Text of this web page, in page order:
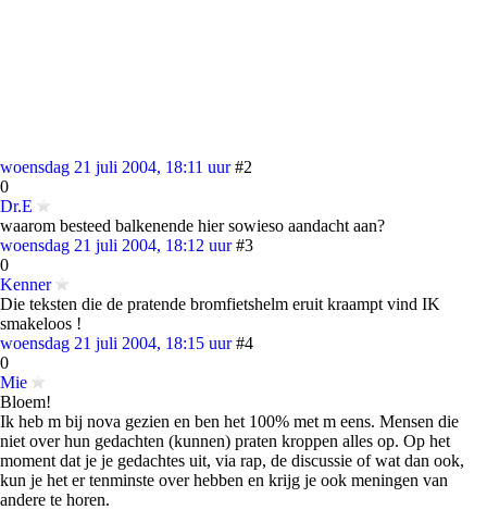
woensdag 21 juli 2004, 18:11 uur #2
0
Dr.E
waarom besteed balkenende hier sowieso aandacht aan?
woensdag 21 juli 2004, 18:12 uur #3
0
Kenner
Die teksten die de pratende bromfietshelm eruit kraampt vind IK
smakeloos !
woensdag 21 juli 2004, 18:15 uur #4
0
Mie
Bloem!
Ik heb m bij nova gezien en ben het 100% met m eens. Mensen die
niet over hun gedachten (kunnen) praten kroppen alles op. Op het
moment dat je je gedachtes uit, via rap, de discussie of wat dan ook,
kun je het er tenminste over hebben en krijg je ook meningen van
andere te horen.